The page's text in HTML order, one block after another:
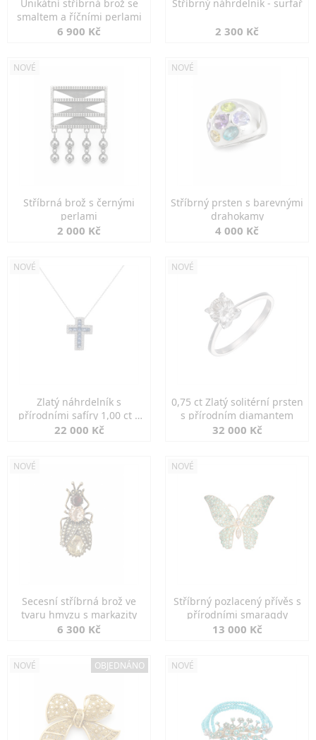
Unikátní stříbrná brož se
smaltem a říčními perlami
6 900 Kč
Stříbrný náhrdelník - surfař
2 300 Kč
NOVÉ
Stříbrná brož s černými
perlami
2 000 Kč
NOVÉ
Stříbrný prsten s barevnými
drahokamy
4 000 Kč
NOVÉ
Zlatý náhrdelník s
přírodními safíry 1,00 ct a
diamanty
22 000 Kč
NOVÉ
0,75 ct Zlatý solitérní prsten
s přírodním diamantem
32 000 Kč
NOVÉ
Secesní stříbrná brož ve
tvaru hmyzu s markazity
6 300 Kč
NOVÉ
Stříbrný pozlacený přívěs s
přírodními smaragdy
13 000 Kč
NOVÉ OBJEDNÁNO NOVÉ